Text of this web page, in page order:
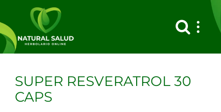
contenido
SUPER RESVERATROL 30
CAPS